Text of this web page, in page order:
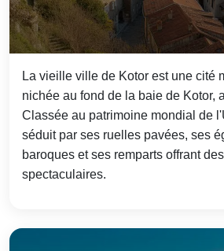
La vieille ville de Kotor est une cité
nichée au fond de la baie de Kotor,
Classée au patrimoine mondial de
séduit par ses ruelles pavées, ses
baroques et ses remparts offrant
spectaculaires.